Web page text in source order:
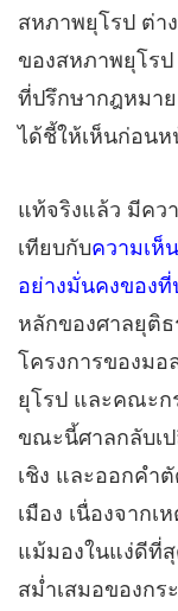
สหภาพยุโรป ต่า
ของสหภาพยุโร
ที่ปรึกษากฎหมาย
ได้ชี้ให้เห็นก่อน
แท้จริงแล้ว มีคว
เทียบกับความเห็
อย่างมั่นคงของ
หลักของศาลยุติ
โครงการของมอ
ยุโรป และคณะก
ขณะนี้ศาลกลับเ
เชิง และออกคำ
เมือง เนื่องจาก
แม้มองในแง่ดีที่
สม่ำเสมอของกร